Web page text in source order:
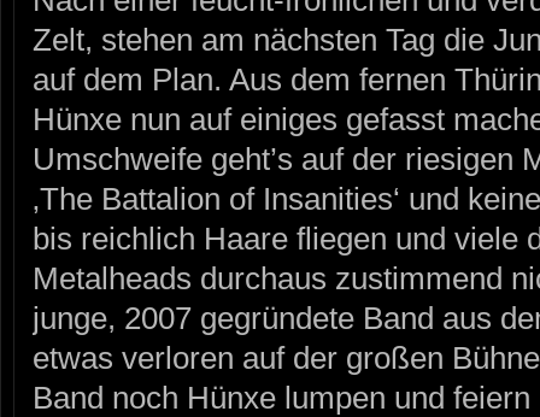
Zelt, stehen am nächsten Tag die
auf dem Plan. Aus dem fernen
Hünxe nun auf einiges gefasst
Umschweife geht’s auf der riesigen
‚The Battalion of Insanities‘ und
bis reichlich Haare fliegen und viele
Metalheads durchaus zustimmend
junge, 2007 gegründete Band aus
etwas verloren auf der großen
Band noch Hünxe lumpen und